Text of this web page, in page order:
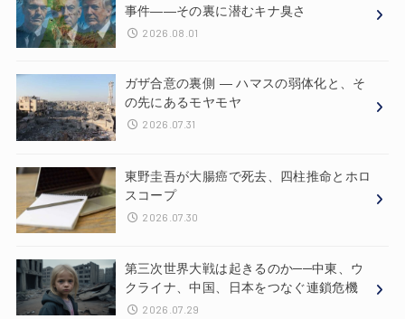
事件——その裏に潜むキナ臭さ
2026.08.01
ガザ合意の裏側 ― ハマスの弱体化と、そ
の先にあるモヤモヤ
2026.07.31
東野圭吾が大腸癌で死去、四柱推命とホロ
スコープ
2026.07.30
第三次世界大戦は起きるのか──中東、ウ
クライナ、中国、日本をつなぐ連鎖危機
2026.07.29